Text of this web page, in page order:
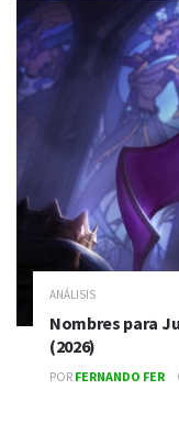
ANÁLISIS
Nombres para
(2026)
POR FERNANDO FER